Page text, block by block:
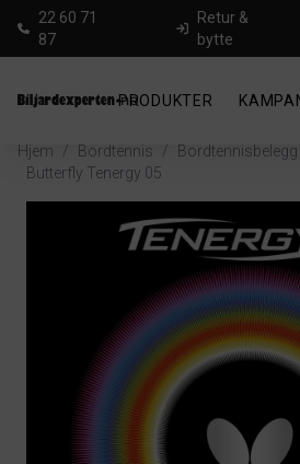
22 60 71
87
Retur &
bytte
PRODUKTER
Hjem / Bordtennis / Bordtennisbelegg
Butterfly Tenergy 05